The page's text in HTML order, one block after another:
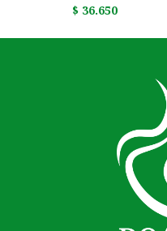
$ 36.650